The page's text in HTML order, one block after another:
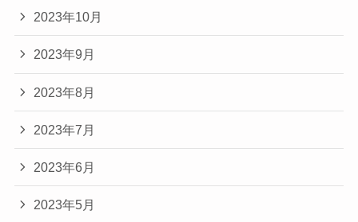
2023年10月
2023年9月
2023年8月
2023年7月
2023年6月
2023年5月